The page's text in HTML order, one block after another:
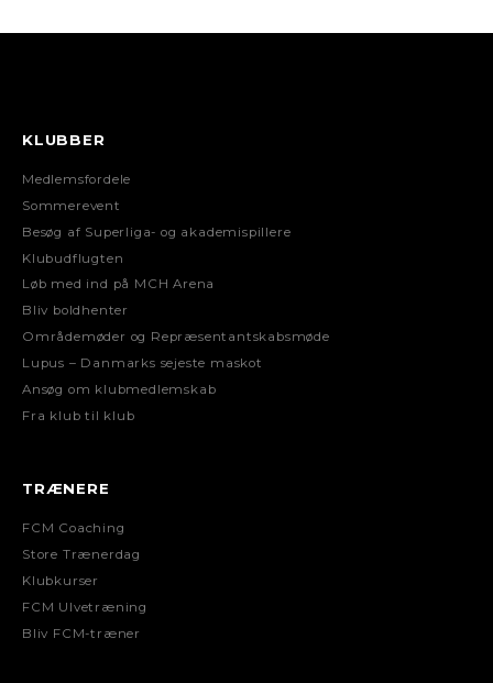
KLUBBER
Medlemsfordele
Sommerevent
Besøg af Superliga- og akademispillere
Klubudflugten
Løb med ind på MCH Arena
Bliv boldhenter
Områdemøder og Repræsentantskabsmøde
Lupus – Danmarks sejeste maskot
Ansøg om klubmedlemskab
Fra klub til klub
TRÆNERE
FCM Coaching
Store Trænerdag
Klubkurser
FCM Ulvetræning
Bliv FCM-træner